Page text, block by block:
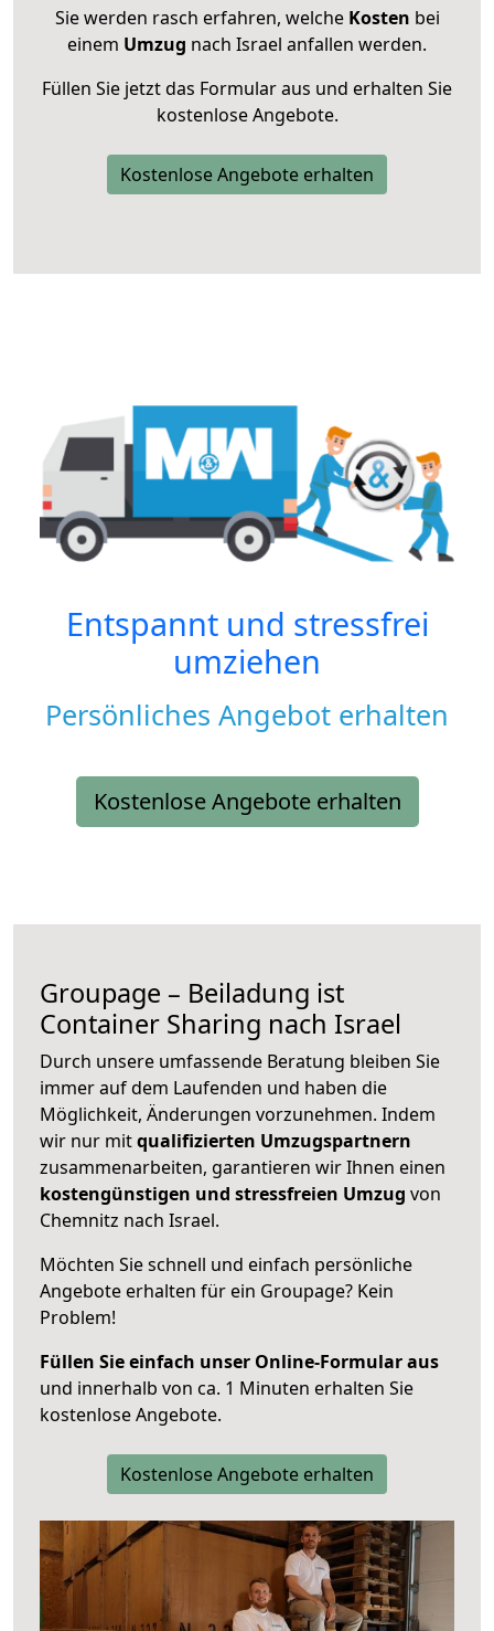
Sie werden rasch erfahren, welche Kosten bei
einem Umzug nach Israel anfallen werden.
Füllen Sie jetzt das Formular aus und erhalten Sie
kostenlose Angebote.
Kostenlose Angebote erhalten
Entspannt und stressfrei
umziehen
Persönliches Angebot erhalten
Kostenlose Angebote erhalten
Groupage – Beiladung ist
Container Sharing nach Israel
Durch unsere umfassende Beratung bleiben Sie
immer auf dem Laufenden und haben die
Möglichkeit, Änderungen vorzunehmen. Indem
wir nur mitqualifizierten Umzugspartnern
zusammenarbeiten, garantieren wir Ihnen einen
kostengünstigen und stressfreien Umzug von
Chemnitz nach Israel.
Möchten Sie schnell und einfach persönliche
Angebote erhalten für ein Groupage? Kein
Problem!
Füllen Sie einfach unser Online-Formular aus
und innerhalb von ca. 1 Minuten erhalten Sie
kostenlose Angebote.
Kostenlose Angebote erhalten